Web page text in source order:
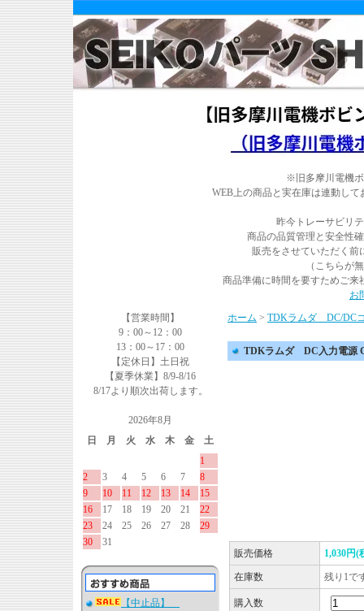
※旧多摩川電機
WEB上の商品と実在庫は連動し
昨今トレーサビリ
商品の品質管理と安全性
販売をさせていただく前
（こちらが
商品準備に時間を要すためご来
お
【営業時間】
9：00～12：00
13：00～17：00
【定休日】土日祝
【夏季休業】8/9-8/16
8/17より順次出荷します。
2026年8月
日
月 火 水 木 金
土
1
2
3 4 5 6 7
8
9
10 11 12 13 14
15
16
17 18 19 20 21
22
23
24 25 26 27 28
29
30
31
【中止品】
ホーム > TDKラムダ DC/DC
TDKラムダ DC入力電源
販売価格 1,030円(
在庫数 残り1で
購入数